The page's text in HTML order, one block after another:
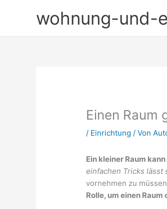
wohnung-und-
Einen Raum
/ Einrichtung / Von
Ein kleiner Raum
einfachen Tricks lässt
vornehmen zu
Rolle, um einen